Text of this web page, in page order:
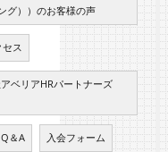
グ））のお客様の声
セス
ベリアHRパートナーズ
Q＆A 入会フォーム